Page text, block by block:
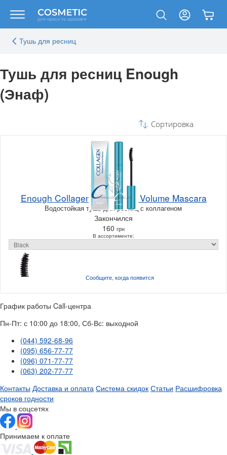
Тушь для ресниц
Тушь для ресниц Enough
(Энаф)
Сортировка
Enough Collagen Waterproof Volume Mascara
Водостойкая тушь для ресниц с коллагеном
Закончился
160 грн
В ассортименте:
Сообщите, когдапоявится
График работы Call-центра
Пн-Пт: с 10:00 до 18:00, Сб-Вс: выходной
(044) 592-68-96
(095) 656-77-77
(096) 071-77-77
(063) 202-77-77
Контакты Доставка и оплата Система скидок Статьи Расшифровка
сроков годности
Мы в соцсетях
Принимаем к оплате